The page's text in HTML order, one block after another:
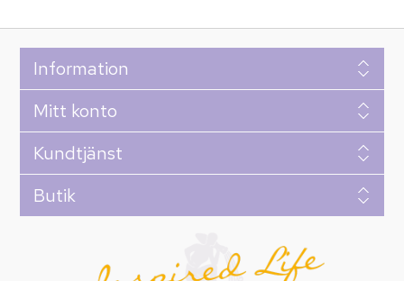
Information
Mitt konto
Kundtjänst
Butik